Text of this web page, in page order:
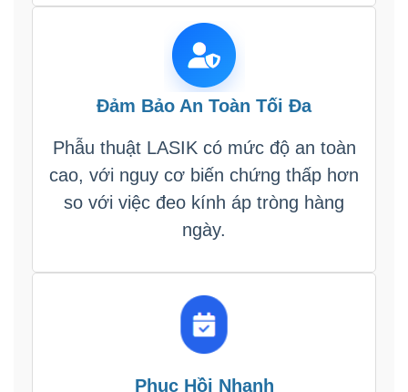
Đảm Bảo An Toàn Tối Đa
Phẫu thuật LASIK có mức độ an toàn
cao, với nguy cơ biến chứng thấp hơn
so với việc đeo kính áp tròng hàng
ngày.
Phục Hồi Nhanh